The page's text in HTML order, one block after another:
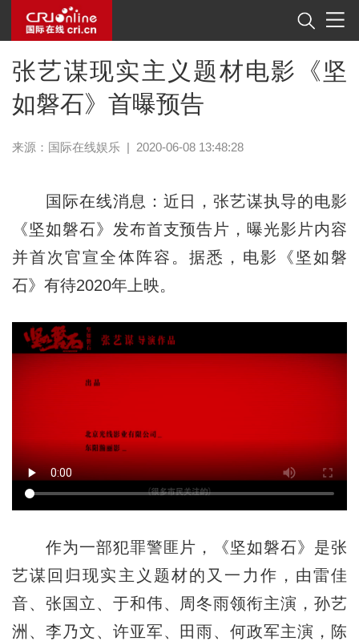
张艺谋现实主义题材电影《坚
如磐石》首曝预告
来源：国际在线娱乐| 2020-06-08 13:48:28
国际在线消息：近日，张艺谋执导的电影
《坚如磐石》发布首支预告片，曝光影片内容
并首次官宣全体阵容。据悉，电影《坚如磐
石》有待2020年上映。
作为一部犯罪警匪片，《坚如磐石》是张
艺谋回归现实主义题材的又一力作，由雷佳
音、张国立、于和伟、周冬雨领衔主演，孙艺
洲、李乃文、许亚军、田雨、何政军主演，陈